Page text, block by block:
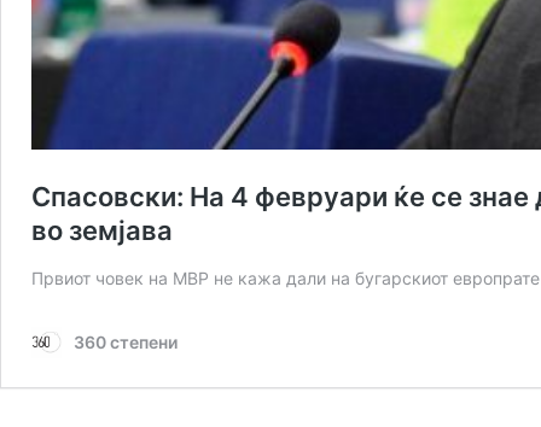
Спасовски: На 4 февруари ќе се
во земјава
Првиот човек на МВР не кажа дали на бугарскиот
360 степени